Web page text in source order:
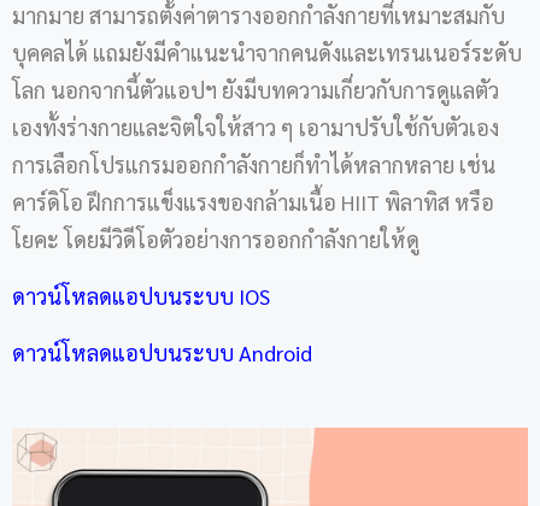
มากมาย สามารถตั้งค่าตารางออกกำลังกายที่เหมาะสมกับ
บุคคลได้ แถมยังมีคำแนะนำจากคนดังและเทรนเนอร์ระดับ
โลก นอกจากนี้ตัวแอปฯ ยังมีบทความเกี่ยวกับการดูแลตัว
เองทั้งร่างกายและจิตใจให้สาว ๆ เอามาปรับใช้กับตัวเอง
การเลือกโปรแกรมออกกำลังกายก็ทำได้หลากหลาย เช่น
คาร์ดิโอ ฝึกการแข็งแรงของกล้ามเนื้อ HIIT พิลาทิส หรือ
โยคะ โดยมีวิดีโอตัวอย่างการออกกำลังกายให้ดู
ดาวน์โหลดแอปบนระบบ IOS
ดาวน์โหลดแอปบนระบบ Android